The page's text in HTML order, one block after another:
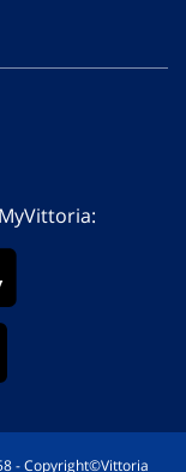
- Copyright©Vittoria